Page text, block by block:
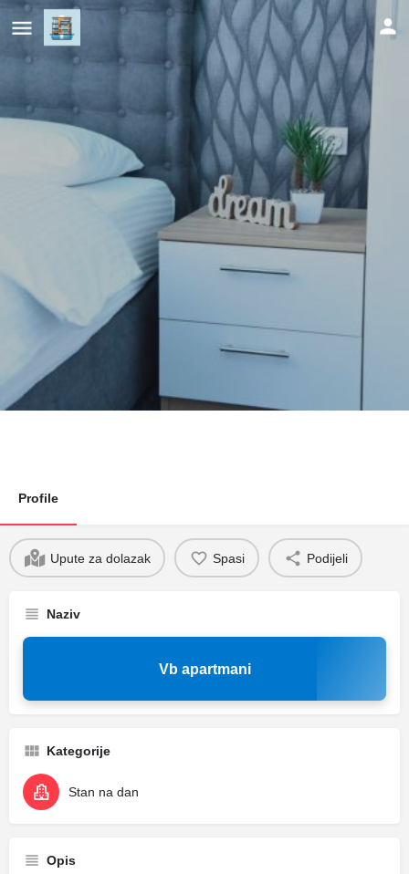
Vb apartmani
Profile
Upute za dolazak Spasi Podijeli
Naziv
Vb apartmani
Kategorije
Stan na dan
Opis